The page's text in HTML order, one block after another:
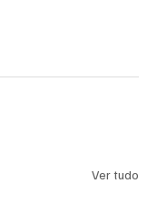
Ver tudo